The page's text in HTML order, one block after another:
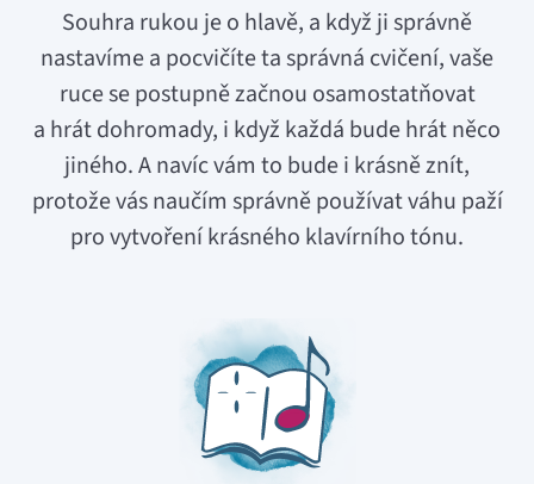
Souhra rukou je o hlavě, a když ji správně
nastavíme a pocvičíte ta správná cvičení, vaše
ruce se postupně začnou osamostatňovat
a hrát dohromady, i když každá bude hrát něco
jiného. A navíc vám to bude i krásně znít,
protože vás naučím správně používat váhu paží
pro vytvoření krásného klavírního tónu.